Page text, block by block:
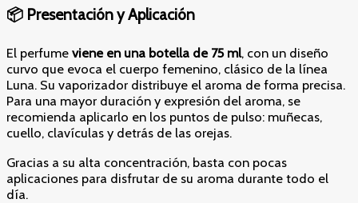
📦 Presentación y Aplicación
El perfume viene en una botella de 75 ml, con un diseño
curvo que evoca el cuerpo femenino, clásico de la línea
Luna. Su vaporizador distribuye el aroma de forma precisa.
Para una mayor duración y expresión del aroma, se
recomienda aplicarlo en los puntos de pulso: muñecas,
cuello, clavículas y detrás de las orejas.
Gracias a su alta concentración, basta con pocas
aplicaciones para disfrutar de su aroma durante todo el
día.